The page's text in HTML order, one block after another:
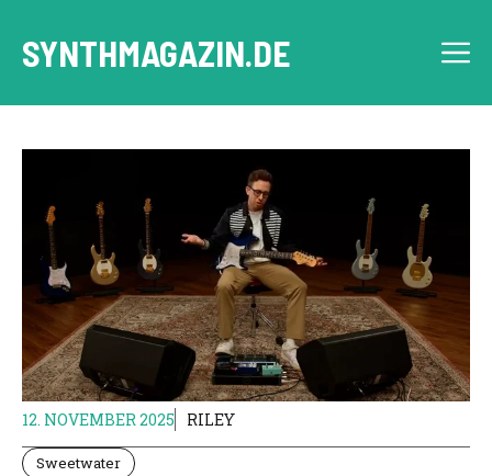
Inhalt
springen
SYNTHMAGAZIN.DE
12. NOVEMBER 2025 RILEY
Sweetwater